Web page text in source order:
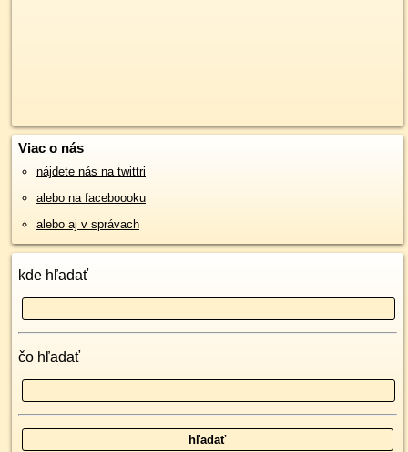
Viac o nás
nájdete nás na twittri
alebo na faceboooku
alebo aj v správach
kde hľadať
čo hľadať